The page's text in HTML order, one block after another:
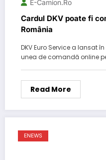
E-Camion.ro
Cardul DKV poate fi
România
DKV Euro Service a lansat
unea de comandă online
Read More
ENEWS